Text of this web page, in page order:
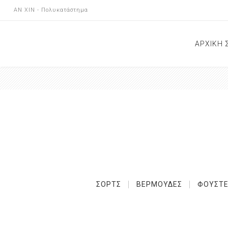
AN XIN - Πολυκατάστημα
ΑΡΧΙΚΗ
ΣΟΡΤΣ ΒΕΡΜΟΥΔΕΣ